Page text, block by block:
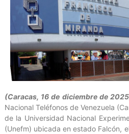
(Caracas, 16 de diciembre de
Nacional Teléfonos de Venezuela
de la Universidad Nacional
(Unefm) ubicada en estado Falcón,